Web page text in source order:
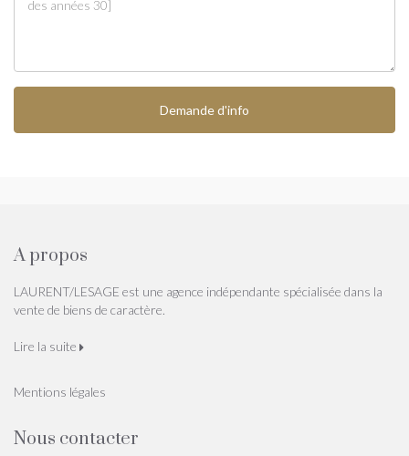
Demande d'info
A propos
LAURENT/LESAGE est une agence indépendante spécialisée dans la
vente de biens de caractère.
Lire la suite
Mentions légales
Nous contacter